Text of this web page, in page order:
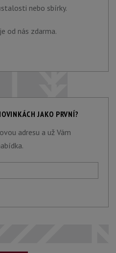
nebo sbírky.
od nás zdarma.
JAKO PRVNÍ?
adresu a už Vám